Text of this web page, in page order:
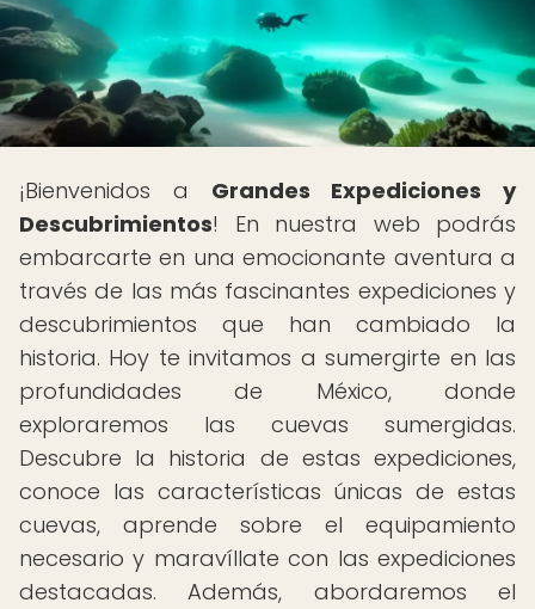
¡Bienvenidos a Grandes Expediciones y
Descubrimientos! En nuestra web podrás
embarcarte en una emocionante aventura a
través de las más fascinantes expediciones y
descubrimientos que han cambiado la
historia. Hoy te invitamos a sumergirte en las
profundidades de México, donde
exploraremos las cuevas sumergidas.
Descubre la historia de estas expediciones,
conoce las características únicas de estas
cuevas, aprende sobre el equipamiento
necesario y maravíllate con las expediciones
destacadas. Además, abordaremos el